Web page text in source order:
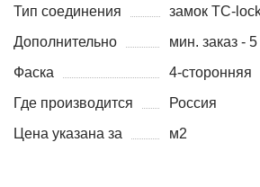
Тип соединения
замок TC-
Дополнительно
мин. заказ - 5
Фаска
4-сторонняя
Где производится
Россия
Цена указана за
м2